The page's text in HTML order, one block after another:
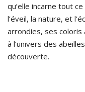
qu’elle incarne tout
l’éveil, la nature, et
arrondies, ses coloris
à l’univers des
découverte.